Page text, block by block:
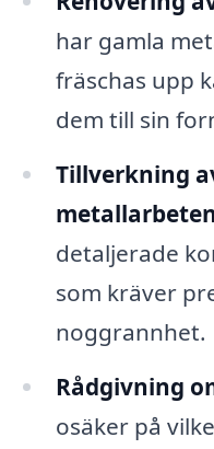
har gamla
fräschas upp
dem till sin
Tillverkning
detaljerade
som kräver
noggrannhet.
Rådgivning
osäker på